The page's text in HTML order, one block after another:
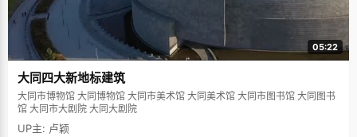
05:22
大同四大新地标建筑
大同市博物馆 大同博物馆 大同市美术馆 大同美术馆 大同市图书馆 大同图书
馆 大同市大剧院 大同大剧院
UP主: 卢颖